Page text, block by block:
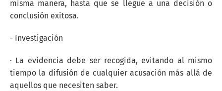
misma manera, hasta que se llegue a una decisión o
conclusión exitosa.
- Investigación
· La evidencia debe ser recogida, evitando al mismo
tiempo la difusión de cualquier acusación más allá de
aquellos que necesiten saber.